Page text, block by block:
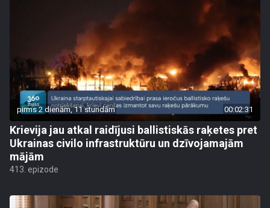
pirms 2 dienām, 11 stundām 00:02:31
Krievija jau atkal raidījusi ballistiskās raķetes pret
Ukrainas civilo infrastruktūru un dzīvojamajām
mājām
413. epizode